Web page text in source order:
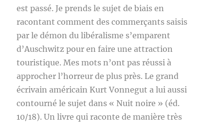
est passé. Je prends le sujet de biais en
racontant comment des commerçants saisis
par le démon du libéralisme s’emparent
d’Auschwitz pour en faire une attraction
touristique. Mes mots n’ont pas réussi à
approcher l’horreur de plus près. Le grand
écrivain américain Kurt Vonnegut a lui aussi
contourné le sujet dans « Nuit noire » (éd.
10/18). Un livre qui raconte de manière très